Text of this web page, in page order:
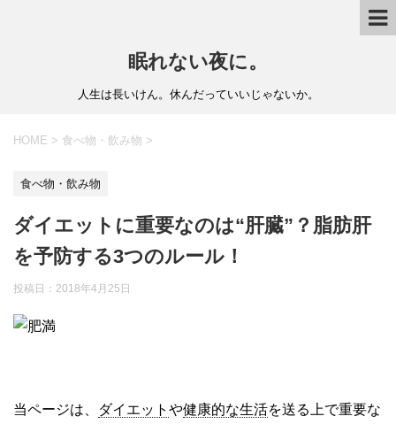
眠れない夜に。
人生は長いけん。休んだっていいじゃないか。
HOME > 食べ物・飲み物 >
食べ物・飲み物
ダイエットに重要なのは“肝臓”？脂肪肝
を予防する3つのルール！
投稿日： 2018年4月25日
当ページは、 ダイエット や健康的な生活を送る上で重要な